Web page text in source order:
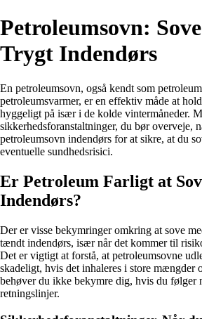
Petroleumsovn:
Trygt Indendørs
En petroleumsovn, også kendt som
petroleumsvarmer, er en effektiv måde at
hyggeligt på især i de kolde vintermåneder.
sikkerhedsforanstaltninger, du bør overveje,
petroleumsovn indendørs for at sikre, at du
eventuelle sundhedsrisici.
Er Petroleum Farligt at
Indendørs?
Der er visse bekymringer omkring at sove
tændt indendørs, især når det kommer til
Det er vigtigt at forstå, at petroleumsovne
skadeligt, hvis det inhaleres i store mængder
behøver du ikke bekymre dig, hvis du følger
retningslinjer.